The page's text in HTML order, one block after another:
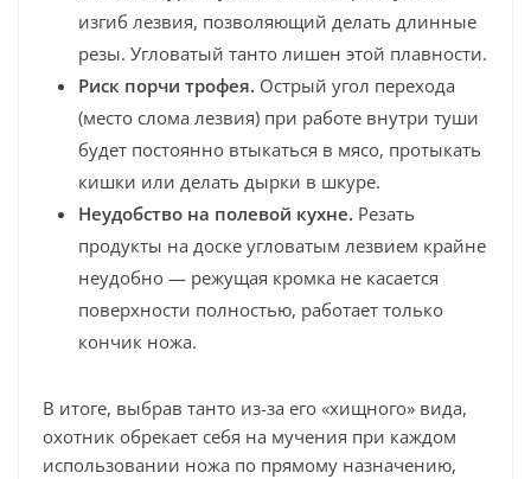
изгиб лезвия, позволяющий делать длинные
резы. Угловатый танто лишен этой плавности.
Риск порчи трофея. Острый угол перехода
(место слома лезвия) при работе внутри туши
будет постоянно втыкаться в мясо, протыкать
кишки или делать дырки в шкуре.
Неудобство на полевой кухне. Резать
продукты на доске угловатым лезвием крайне
неудобно — режущая кромка не касается
поверхности полностью, работает только
кончик ножа.
В итоге, выбрав танто из-за его «хищного» вида,
охотник обрекает себя на мучения при каждом
использовании ножа по прямому назначению,